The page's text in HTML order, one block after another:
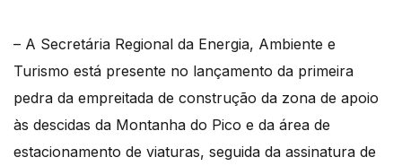
– A Secretária Regional da Energia, Ambiente e
Turismo está presente no lançamento da primeira
pedra da empreitada de construção da zona de apoio
às descidas da Montanha do Pico e da área de
estacionamento de viaturas, seguida da assinatura de